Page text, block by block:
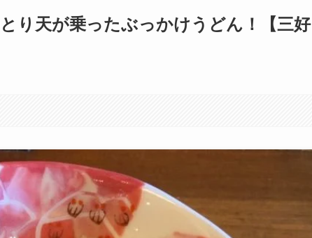
り天が乗ったぶっかけうどん！【三好